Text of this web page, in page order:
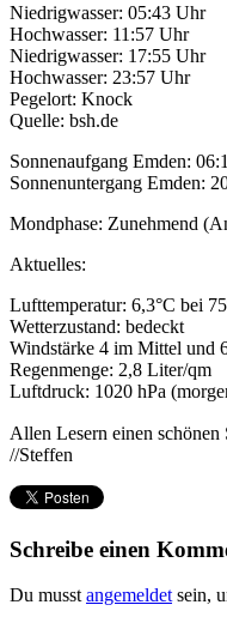
Niedrigwasser: 05:43 Uhr
Hochwasser: 11:57 Uhr
Niedrigwasser: 17:55 Uhr
Hochwasser: 23:57 Uhr
Pegelort: Knock
Quelle: bsh.de
Sonnenaufgang Emden:
Sonnenuntergang Emden:
Mondphase: Zunehmend
Aktuelles:
Lufttemperatur: 6,3°C bei
Wetterzustand: bedeckt
Windstärke 4 im Mittel und
Regenmenge: 2,8 Liter/qm
Luftdruck: 1020 hPa
Allen Lesern einen schönen
//Steffen
Schreibe einen
Du musst angemeldet sein,